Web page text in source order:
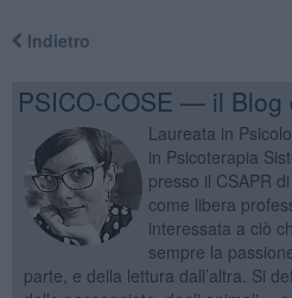
Indietro
PSICO-COSE — il Blog
Laureata in
in Psicoterapia
presso il CSAPR
come libera
interessata a ciò
sempre la
parte, e della lettura dall’altra. Si